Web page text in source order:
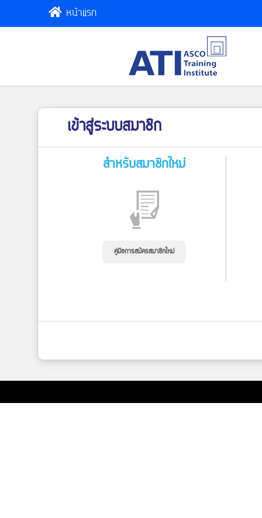
หน้าแรก
เข้าสู่ระบบสมาชิก
สำหรับสมาชิกใหม่
คู่มือการสมัครสมาชิกใหม่